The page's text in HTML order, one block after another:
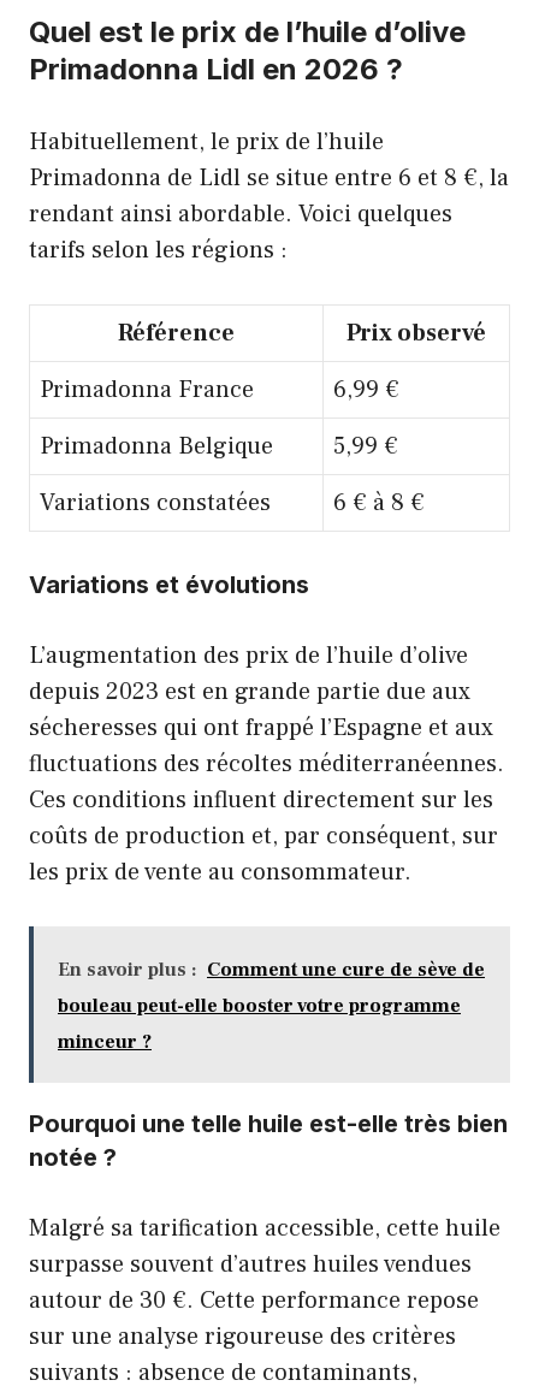
Quel est le prix de l’huile d’olive
Primadonna Lidl en 2026 ?
Habituellement, le prix de l’huile
Primadonna de Lidl se situe entre 6 et 8 €, la
rendant ainsi abordable. Voici quelques
tarifs selon les régions :
Référence
Prix observé
Primadonna France
6,99 €
Primadonna Belgique
5,99 €
Variations constatées
6 € à 8 €
Variations et évolutions
L’augmentation des prix de l’huile d’olive
depuis 2023 est en grande partie due aux
sécheresses qui ont frappé l’Espagne et aux
fluctuations des récoltes méditerranéennes.
Ces conditions influent directement sur les
coûts de production et, par conséquent, sur
les prix de vente au consommateur.
En savoir plus : Comment une cure de sève de
bouleau peut-elle booster votre programme
minceur ?
Pourquoi une telle huile est-elle très bien
notée ?
Malgré sa tarification accessible, cette huile
surpasse souvent d’autres huiles vendues
autour de 30 €. Cette performance repose
sur une analyse rigoureuse des critères
suivants : absence de contaminants,